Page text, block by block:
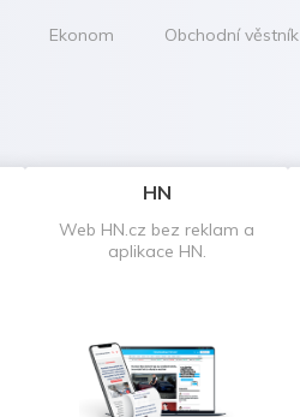
Ekonom Obchodní věstník
HN
Web HN.cz bez reklam a
aplikace HN.